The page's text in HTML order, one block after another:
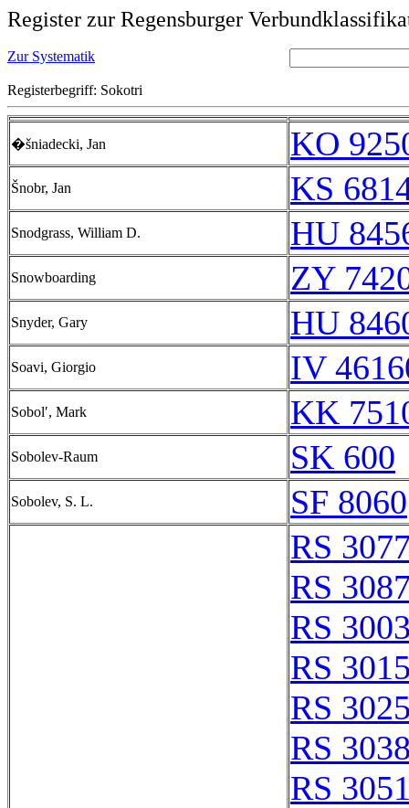
Register zur Regensburger
Zur Systematik
Registerbegriff: Sokotri
�šniadecki, Jan KO
Šnobr, Jan KS
Snodgrass, William D. HU
Snowboarding ZY
Snyder, Gary HU
Soavi, Giorgio IV
Sobolʹ, Mark KK
Sobolev-Raum SK 600
Sobolev, S. L.
SF 8060
RS
RS
RS
RS
RS
RS
RS